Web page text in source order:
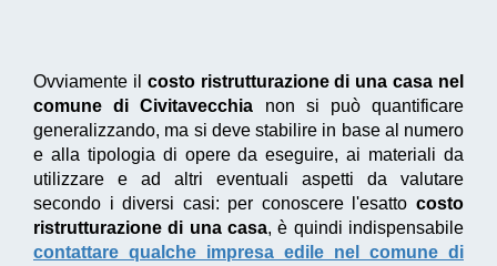
Ovviamente il costo ristrutturazione di una casa nel
comune di Civitavecchia non si può quantificare
generalizzando, ma si deve stabilire in base al numero
e alla tipologia di opere da eseguire, ai materiali da
utilizzare e ad altri eventuali aspetti da valutare
secondo i diversi casi: per conoscere l'esatto costo
ristrutturazione di una casa, è quindi indispensabile
contattare qualche impresa edile nel comune di